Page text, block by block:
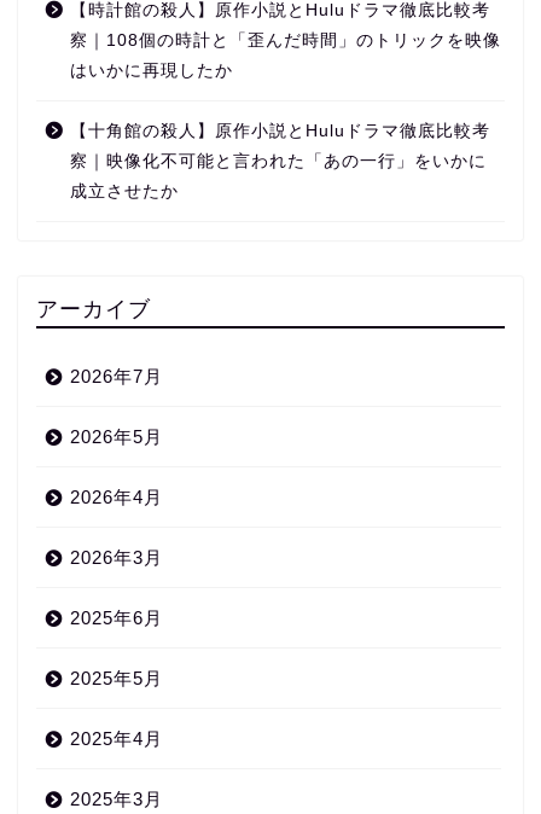
【時計館の殺人】原作小説とHuluドラマ徹底比較考
察｜108個の時計と「歪んだ時間」のトリックを映像
はいかに再現したか
【十角館の殺人】原作小説とHuluドラマ徹底比較考
察｜映像化不可能と言われた「あの一行」をいかに
成立させたか
アーカイブ
2026年7月
2026年5月
2026年4月
2026年3月
2025年6月
2025年5月
2025年4月
2025年3月